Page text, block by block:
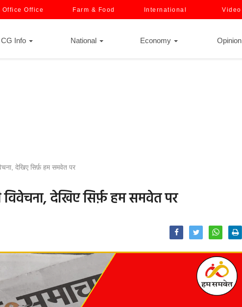
Office Office Farm & Food International Video
CG Info National Economy Opinion
देखिए सिर्फ़ हम समवेत पर
देखिए सिर्फ़ हम समवेत पर